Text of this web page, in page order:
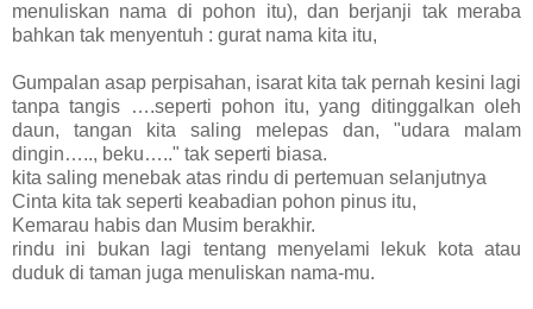
menuliskan nama di pohon itu), dan berjanji tak meraba
bahkan tak menyentuh : gurat nama kita itu,
Gumpalan asap perpisahan, isarat kita tak pernah kesini lagi
tanpa tangis ….seperti pohon itu, yang ditinggalkan oleh
daun, tangan kita saling melepas dan, "udara malam
dingin….., beku….." tak seperti biasa.
kita saling menebak atas rindu di pertemuan selanjutnya
Cinta kita tak seperti keabadian pohon pinus itu,
Kemarau habis dan Musim berakhir.
rindu ini bukan lagi tentang menyelami lekuk kota atau
duduk di taman juga menuliskan nama-mu.